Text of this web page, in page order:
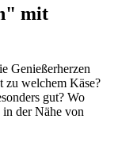
mit
Genießerherzen
zu welchem Käse?
gut? Wo
der Nähe von